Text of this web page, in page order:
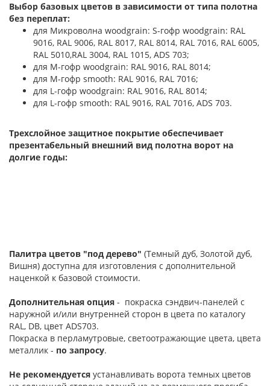
Выбор базовых цветов в зависимости от типа полотна
без переплат:
для Микроволна woodgrain: S-гофр woodgrain: RAL
9016, RAL 9006, RAL 8017, RAL 8014, RAL 7016, RAL 6005,
RAL 5010,RAL 3004, RAL 1015, ADS 703;
для М-гофр woodgrain: RAL 9016, RAL 8014;
для М-гофр smooth: RAL 9016, RAL 7016;
для L-гофр woodgrain: RAL 9016, RAL 8014;
для L-гофр smooth: RAL 9016, RAL 7016, ADS 703.
Трехслойное защитное покрытие обеспечивает
презентабельный внешний вид полотна ворот на
долгие годы:
Палитра цветов "под дерево" (Темный дуб, Золотой дуб,
Вишня) доступна для изготовления с дополнительной
наценкой к базовой стоимости.
Дополнительная опция - покраска сэндвич-панелей с
наружной и/или внутренней сторон в цвета по каталогу
RAL, DB, цвет ADS703.
Покраска в перламутровые, светоотражающие цвета, цвета
металлик - по запросу.
Не рекомендуется устанавливать ворота темных цветов